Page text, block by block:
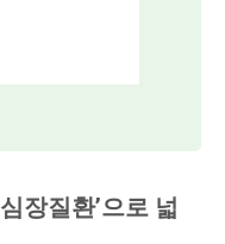
장질환’으로 넓